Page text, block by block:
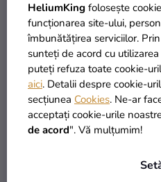
HeliumKing folosește
funcționarea site-ului,
îmbunătățirea serviciilor.
sunteți de acord cu
puteți refuza toate cookie-
aici. Detalii despre cookie-
secțiunea Cookies. Ne-ar
acceptați cookie-urile
de acord". Vă mulțumim!
Caiet A5 Harry Potter -
Owl Soft